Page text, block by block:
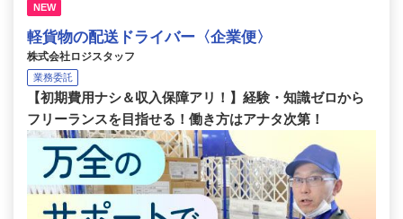
NEW
軽貨物の配送ドライバー〈企業便〉
株式会社ロジスタッフ
業務委託
【初期費用ナシ＆収入保障アリ！】経験・知識ゼロから
フリーランスを目指せる！働き方はアナタ次第！